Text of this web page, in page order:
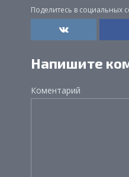
Поделитесь в социальных
Напишите
Коментарий